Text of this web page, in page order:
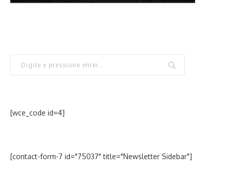
[wce_code id=4]
[contact-form-7 id="75037" title="Newsletter Sidebar"]